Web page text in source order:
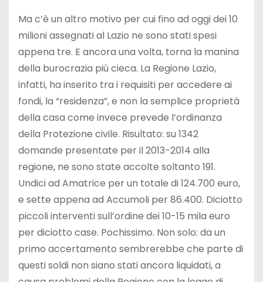
Ma c’è un altro motivo per cui fino ad oggi dei 10
milioni assegnati al Lazio ne sono stati spesi
appena tre. E ancora una volta, torna la manina
della burocrazia più cieca. La Regione Lazio,
infatti, ha inserito tra i requisiti per accedere ai
fondi, la “residenza”, e non la semplice proprietà
della casa come invece prevede l’ordinanza
della Protezione civile. Risultato: su 1342
domande presentate per il 2013-2014 alla
regione, ne sono state accolte soltanto 191.
Undici ad Amatrice per un totale di 124.700 euro,
e sette appena ad Accumoli per 86.400. Diciotto
piccoli interventi sull’ordine dei 10-15 mila euro
per diciotto case. Pochissimo. Non solo: da un
primo accertamento sembrerebbe che parte di
questi soldi non siano stati ancora liquidati, a